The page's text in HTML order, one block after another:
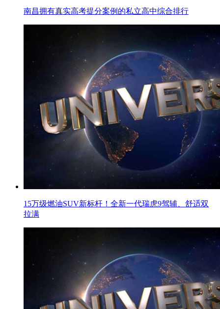
南昌拥有真实高考提分案例的私立高中综合排行
15万级燃油SUV新标杆！全新一代瑞虎9驾辅、舒适双
拉满